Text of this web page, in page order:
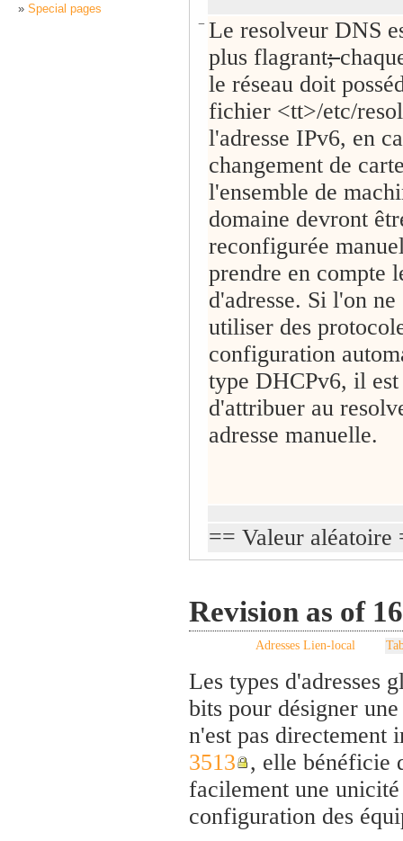
− Le resolveur DNS
plus flagrant;
le réseau doit
fichier <tt>/etc/
l'adresse IPv6, en
changement de
l'ensemble de
domaine devront
reconfigurée
prendre en compte
d'adresse. Si l'on ne
utiliser des
configuration
type DHCPv6, il
d'attribuer au
adresse manuelle.
== Valeur aléatoire
Revision as of
Adresses Lien-local
Les types d'adresses
bits pour désigner
n'est pas directement
3513
, elle bénéficie
facilement une
configuration des
Special pages